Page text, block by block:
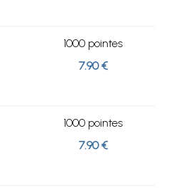
1000 pointes
7.90 €
1000 pointes
7.90 €